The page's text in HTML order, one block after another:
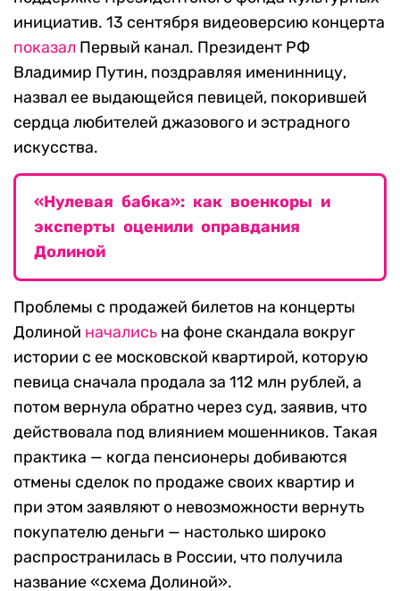
инициатив. 13 сентября видеоверсию концерта
показал Первый канал. Президент РФ
Владимир Путин, поздравляя именинницу,
назвал ее выдающейся певицей, покорившей
сердца любителей джазового и эстрадного
искусства.
«Нулевая бабка»: как военкоры и
эксперты оценили оправдания
Долиной
Проблемы с продажей билетов на концерты
Долиной начались на фоне скандала вокруг
истории с ее московской квартирой, которую
певица сначала продала за 112 млн рублей, а
потом вернула обратно через суд, заявив, что
действовала под влиянием мошенников. Такая
практика — когда пенсионеры добиваются
отмены сделок по продаже своих квартир и
при этом заявляют о невозможности вернуть
покупателю деньги — настолько широко
распространилась в России, что получила
название «схема Долиной».